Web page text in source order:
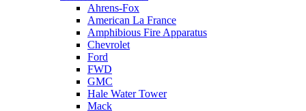
Ahrens-Fox
American La France
Amphibious Fire Apparatus
Chevrolet
Ford
FWD
GMC
Hale Water Tower
Mack